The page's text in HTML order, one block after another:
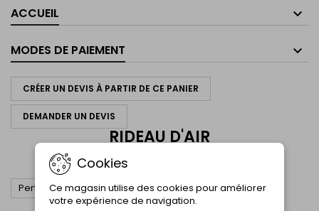
ACCUEIL
MODES DE PAIEMENT
CRÉER UN DEVIS À PARTIR DE CE PANIER
DEMANDER UN DEVIS
RIDEAU D'AIR
Pertinence 
Cookies
Ce magasin utilise des cookies pour améliorer
votre expérience de navigation.